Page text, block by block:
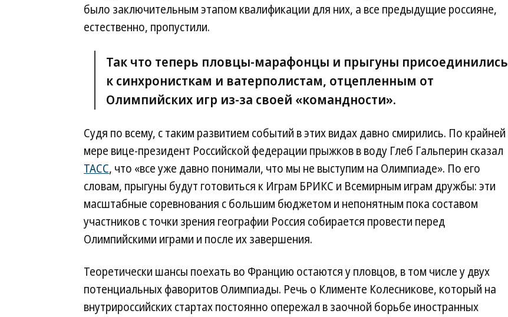
было заключительным этапом квалификации для них, а все предыдущие россияне,
естественно, пропустили.
Так что теперь пловцы-марафонцы и прыгуны присоединились
к синхронисткам и ватерполистам, отцепленным от
Олимпийских игр из-за своей «командности».
Судя по всему, с таким развитием событий в этих видах давно смирились. По крайней
мере вице-президент Российской федерации прыжков в воду Глеб Гальперин сказал
ТАСС, что «все уже давно понимали, что мы не выступим на Олимпиаде». По его
словам, прыгуны будут готовиться к Играм БРИКС и Всемирным играм дружбы: эти
масштабные соревнования с большим бюджетом и непонятным пока составом
участников с точки зрения географии Россия собирается провести перед
Олимпийскими играми и после их завершения.
Теоретически шансы поехать во Францию остаются у пловцов, в том числе у двух
потенциальных фаворитов Олимпиады. Речь о Клименте Колесникове, который на
внутрироссийских стартах постоянно опережал в заочной борьбе иностранных